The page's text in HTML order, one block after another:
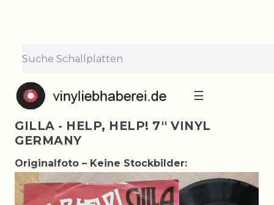
☰
GILLA - HELP, HELP! 7'' VINYL
GERMANY
Originalfoto – Keine Stockbilder: